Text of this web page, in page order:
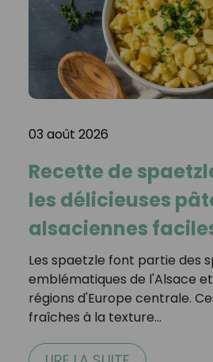
03 août 2026
Recette de
les délicieuses
alsaciennes
Les spaetzle font partie des
emblématiques de l'Alsace
régions d'Europe centrale.
fraîches à la texture…